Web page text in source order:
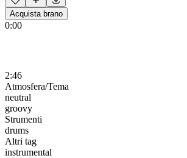
Acquista brano
0:00
2:46
Atmosfera/Tema
neutral
groovy
Strumenti
drums
Altri tag
instrumental